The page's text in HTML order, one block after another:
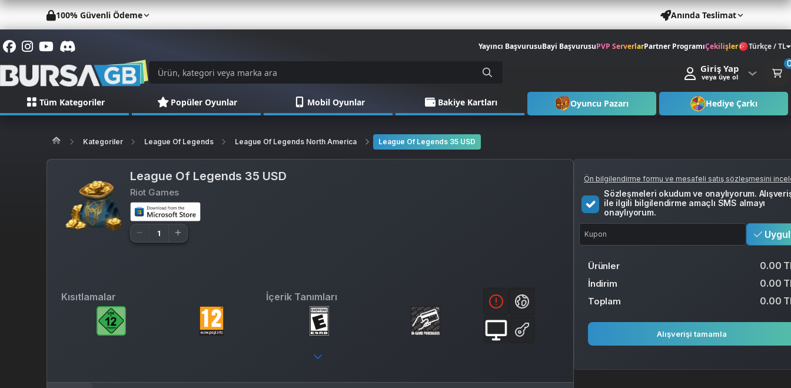
100% Güvenli Ödeme Anında Teslimat
Yayıncı BaşvurusuBayi BaşvurusuPVP ServerlarPartner ProgramıÇekilişler Türkçe / TL
Giriş Yap
veya üye ol
Tüm Kategoriler Popüler Oyunlar Mobil Oyunlar Bakiye Kartları Oyuncu Pazarı Hediye Çarkı
Kategoriler League Of Legends League Of Legends North America League Of Legends 35 USD
League Of Legends 35 USD
Riot Games
Kısıtlamalar İçerik Tanımları
Ön bilgilendirme formu ve mesafeli satış sözleşmesini
Sözleşmeleri okudum ve onaylıyorum.
ile ilgili bilgilendirme amaçlı SMS almayı
onaylıyorum.
Ürünler 0.00
İndirim 0.00
Toplam 0.00
Alışverişi tamamla